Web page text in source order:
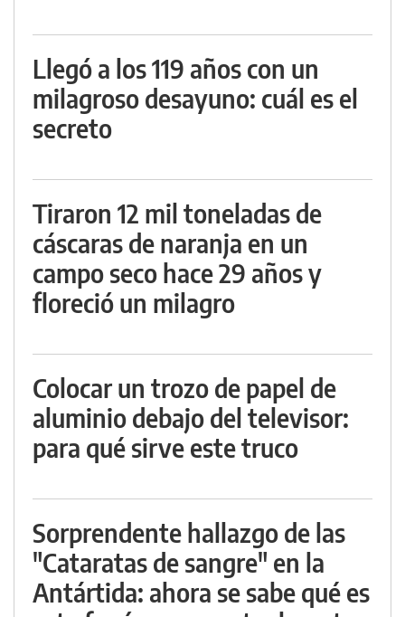
Llegó a los 119 años con un
milagroso desayuno: cuál es el
secreto
Tiraron 12 mil toneladas de
cáscaras de naranja en un
campo seco hace 29 años y
floreció un milagro
Colocar un trozo de papel de
aluminio debajo del televisor:
para qué sirve este truco
Sorprendente hallazgo de las
"Cataratas de sangre" en la
Antártida: ahora se sabe qué es